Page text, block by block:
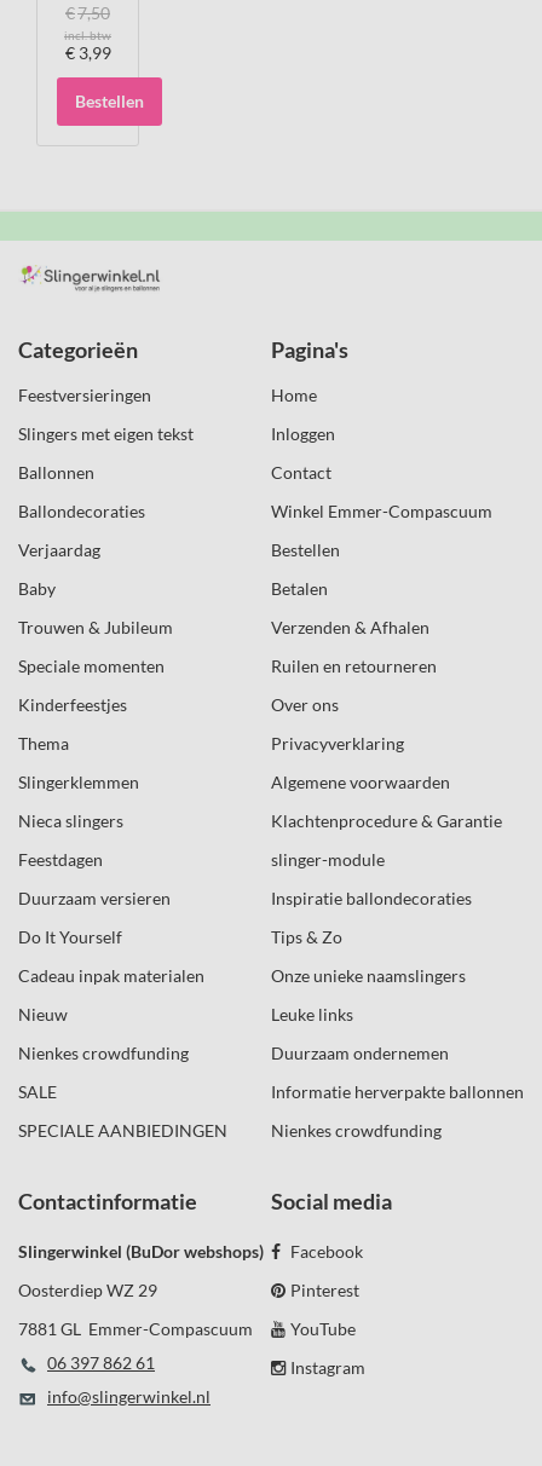
€7,50
incl. btw
€ 3,99
Bestellen
Categorieën
Feestversieringen
Slingers met eigen tekst
Ballonnen
Ballondecoraties
Verjaardag
Baby
Trouwen & Jubileum
Speciale momenten
Kinderfeestjes
Thema
Slingerklemmen
Nieca slingers
Feestdagen
Duurzaam versieren
Do It Yourself
Cadeau inpak materialen
Nieuw
Nienkes crowdfunding
SALE
SPECIALE AANBIEDINGEN
Pagina's
Home
Inloggen
Contact
Winkel Emmer-Compascuum
Bestellen
Betalen
Verzenden & Afhalen
Ruilen en retourneren
Over ons
Privacyverklaring
Algemene voorwaarden
Klachtenprocedure & Garantie
slinger-module
Inspiratie ballondecoraties
Tips & Zo
Onze unieke naamslingers
Leuke links
Duurzaam ondernemen
Informatie herverpakte ballonnen
Nienkes crowdfunding
Contactinformatie
Slingerwinkel (BuDor webshops)
Oosterdiep WZ 29
7881 GL Emmer-Compascuum
06 397 862 61
info@slingerwinkel.nl
Social media
Facebook
Pinterest
YouTube
Instagram